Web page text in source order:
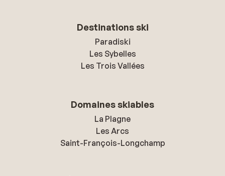
Destinations ski
Paradiski
Les Sybelles
Les Trois Vallées
Domaines skiables
La Plagne
Les Arcs
Saint-François-Longchamp